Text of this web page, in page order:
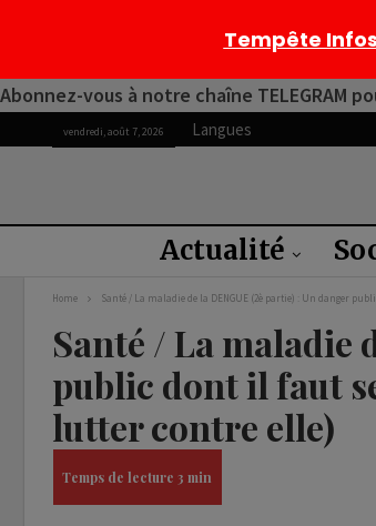
Abonnez-vous à notre chaîne TELEGRAM
vendredi, août 7, 2026 Langues
Actualité
Home Santé / La maladie de la DENGUE (2è partie) : Un danger
Santé / La maladie
public dont il faut
lutter contre elle)
Tempête Infos